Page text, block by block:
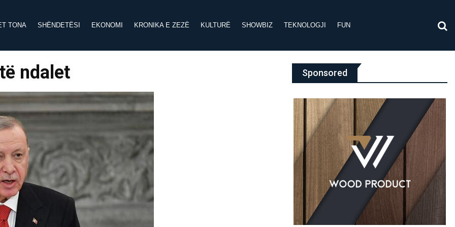
TONA SHËNDETËSI EKONOMI KRONIKA E ZEZË KULTURË SHOWBIZ TEKNOLOGJI FUN
ndalet Sponsored